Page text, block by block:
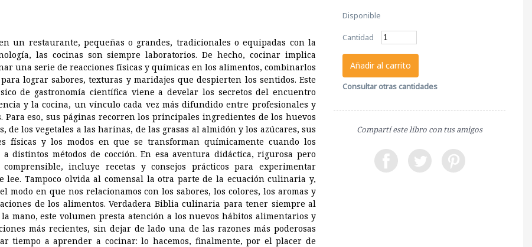
un restaurante, pequeñas o grandes, tradicionales o equipadas con la
las cocinas son siempre laboratorios. De hecho, cocinar implica
una serie de reacciones físicas y químicas en los alimentos, combinarlos
lograr sabores, texturas y maridajes que despierten los sentidos. Este
de gastronomía científica viene a develar los secretos del encuentro
y la cocina, un vínculo cada vez más difundido entre profesionales y
Para eso, sus páginas recorren los principales ingredientes de los huevos
de los vegetales a las harinas, de las grasas al almidón y los azúcares, sus
físicas y los modos en que se transforman químicamente cuando los
a distintos métodos de cocción. En esa aventura didáctica, rigurosa pero
comprensible, incluye recetas y consejos prácticos para experimentar
lee. Tampoco olvida al comensal la otra parte de la ecuación culinaria y,
modo en que nos relacionamos con los sabores, los colores, los aromas y
de los alimentos. Verdadera Biblia culinaria para tener siempre al
la mano, este volumen presta atención a los nuevos hábitos alimentarios y
más recientes, sin dejar de lado una de las razones más poderosas
tiempo a aprender a cocinar: lo hacemos, finalmente, por el placer de
Disponible
Cantidad
Añadir al carrito
Consultar otras cantidades
Compartí este libro con tus amigos